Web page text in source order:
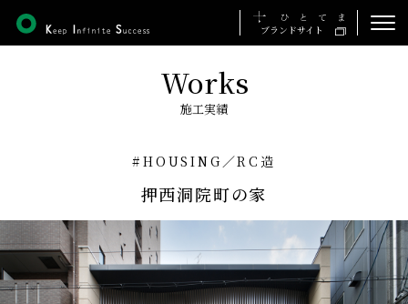
ブランドサイト
事業について
会社について
Works
施工実績
#HOUSING／RC造
押西洞院町の家